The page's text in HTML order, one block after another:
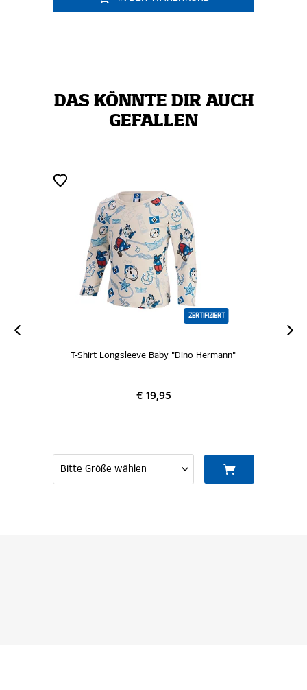
DAS KÖNNTE DIR AUCH
GEFALLEN
ZERTIFIZIERT
T-Shirt Longsleeve Baby "Dino Hermann"
€ 19,95